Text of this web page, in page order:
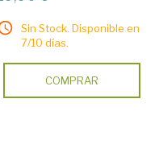
Sin Stock. Disponible en
7/10 días.
COMPRAR